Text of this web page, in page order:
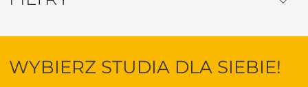
WYBIERZ STUDIA DLA SIEBIE!